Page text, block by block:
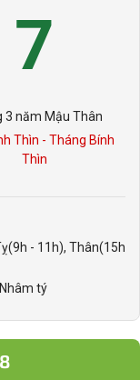
7
3 năm Mậu Thân
Thìn - Tháng Bính
Thìn
- 11h), Thân(15h
tý